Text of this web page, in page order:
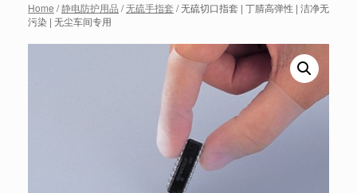
Home /静电防护用品 /无硫手指套 / 无硫切口指套 | 丁腈高弹性 | 洁净无
污染 | 无尘车间专用